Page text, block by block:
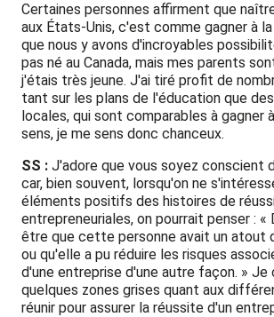
Certaines personnes affirment que
aux États-Unis, c'est comme gagner à
que nous y avons d'incroyables
pas né au Canada, mais mes parents
j'étais très jeune. J'ai tiré profit de
tant sur les plans de l'éducation que
locales, qui sont comparables à gagner
sens, je me sens donc chanceux.
SS : J'adore que vous soyez conscient
car, bien souvent, lorsqu'on ne
éléments positifs des histoires de
entrepreneuriales, on pourrait penser : «
être que cette personne avait un atout
ou qu'elle a pu réduire les risques
d'une entreprise d'une autre façon. » Je
quelques zones grises quant aux
réunir pour assurer la réussite d'un